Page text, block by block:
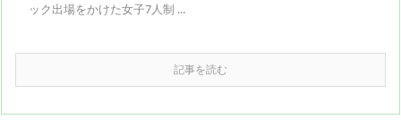
ック出場をかけた女子7人制 ...
記事を読む